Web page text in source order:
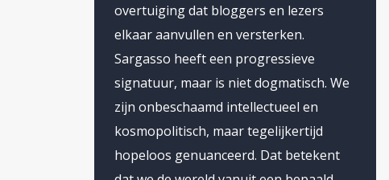
overtuiging dat bloggers en lezers
elkaar aanvullen en versterken.
Sargasso heeft een progressieve
signatuur, maar is niet dogmatisch. We
zijn onbeschaamd intellectueel en
kosmopolitisch, maar tegelijkertijd
hopeloos genuanceerd. Dat betekent